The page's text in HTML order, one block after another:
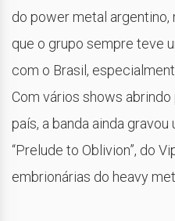
do power metal argentino,
que o grupo sempre teve
com o Brasil,
Com vários shows
país, a banda ainda
“Prelude to Oblivion”, do
embrionárias do heavy